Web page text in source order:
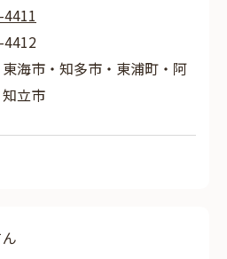
海市・知多市・東浦町・阿
立市